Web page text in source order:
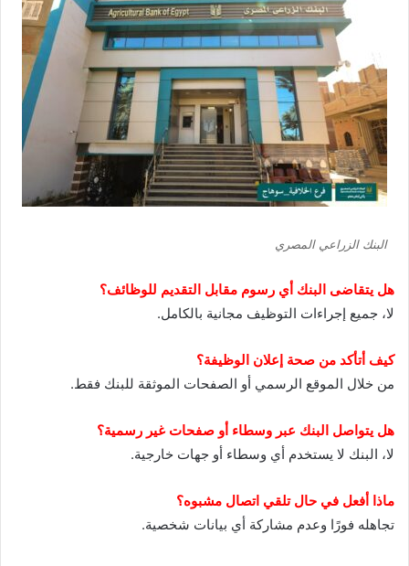
البنك الزراعي المصري
هل يتقاضى البنك أي رسوم مقابل التقديم للوظائف؟
لا، جميع إجراءات التوظيف مجانية بالكامل.
كيف أتأكد من صحة إعلان الوظيفة؟
من خلال الموقع الرسمي أو الصفحات الموثقة للبنك فقط.
هل يتواصل البنك عبر وسطاء أو صفحات غير رسمية؟
لا، البنك لا يستخدم أي وسطاء أو جهات خارجية.
ماذا أفعل في حال تلقي اتصال مشبوه؟
تجاهله فورًا وعدم مشاركة أي بيانات شخصية.